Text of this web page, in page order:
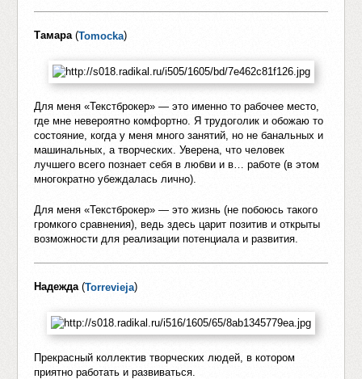
Тамара (Tomocka)
Для меня «Текстброкер» — это именно то рабочее место,
где мне невероятно комфортно. Я трудоголик и обожаю то
состояние, когда у меня много занятий, но не банальных и
машинальных, а творческих. Уверена, что человек
лучшего всего познает себя в любви и в… работе (в этом
многократно убеждалась лично).
Для меня «Текстброкер» — это жизнь (не побоюсь такого
громкого сравнения), ведь здесь царит позитив и открыты
возможности для реализации потенциала и развития.
Надежда (Torrevieja)
Прекрасный коллектив творческих людей, в котором
приятно работать и развиваться.